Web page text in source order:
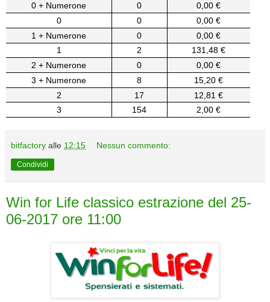
0 + Numerone
0
0,00 €
0
0
0,00 €
1 + Numerone
0
0,00 €
1
2
131,48 €
2 + Numerone
0
0,00 €
3 + Numerone
8
15,20 €
2
17
12,81 €
3
154 2,00 €
bitfactory alle 12:15 Nessun commento:
Condividi
Win for Life classico estrazione del 25-
06-2017 ore 11:00